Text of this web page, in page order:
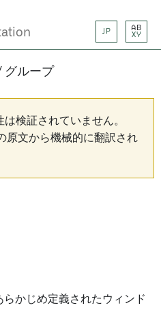
JP
AB
XY
グループ
検証されていません。
原文から機械的に翻訳され
かじめ定義されたウィンド